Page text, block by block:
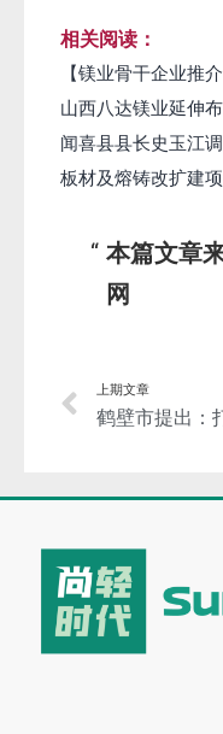
相关阅读：
【镁业骨干企业推
山西八达镁业延伸
闻喜县县长史玉江
板材及熔铸改扩建
本篇文章
网
上期文章